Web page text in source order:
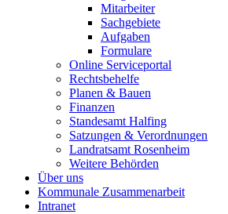
Mitarbeiter
Sachgebiete
Aufgaben
Formulare
Online Serviceportal
Rechtsbehelfe
Planen & Bauen
Finanzen
Standesamt Halfing
Satzungen & Verordnungen
Landratsamt Rosenheim
Weitere Behörden
Über uns
Kommunale Zusammenarbeit
Intranet